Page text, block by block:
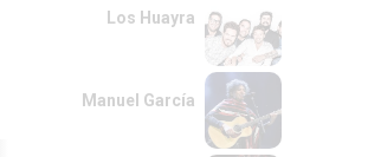
Los Huayra
Manuel García